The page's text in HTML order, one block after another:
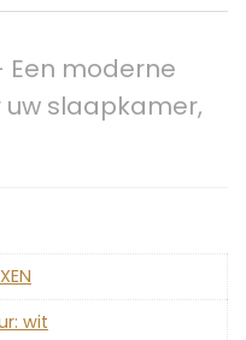
Een moderne
slaapkamer,
wit